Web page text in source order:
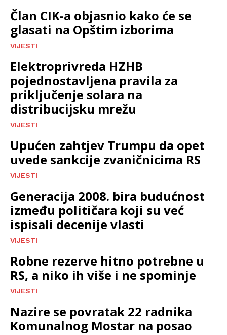
Član CIK-a objasnio kako će se
glasati na Opštim izborima
VIJESTI
Elektroprivreda HZHB
pojednostavljena pravila za
priključenje solara na
distribucijsku mrežu
VIJESTI
Upućen zahtjev Trumpu da opet
uvede sankcije zvaničnicima RS
VIJESTI
Generacija 2008. bira budućnost
između političara koji su već
ispisali decenije vlasti
VIJESTI
Robne rezerve hitno potrebne u
RS, a niko ih više i ne spominje
VIJESTI
Nazire se povratak 22 radnika
Komunalnog Mostar na posao